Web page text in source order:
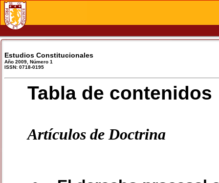
Estudios Constitucionales
Año 2009, Número 1
ISSN: 0718-0195
Tabla de contenidos
Artículos de Doctrina